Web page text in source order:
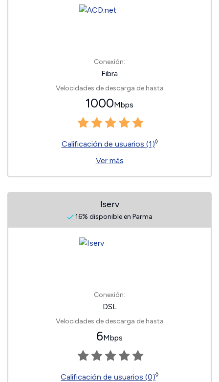
Conexión:
Fibra
Velocidades de descarga de hasta
1000Mbps
Calificación de usuarios (1)◊
Ver más
Iserv
16% disponible en Parma
Conexión:
DSL
Velocidades de descarga de hasta
6Mbps
Calificación de usuarios (0)◊